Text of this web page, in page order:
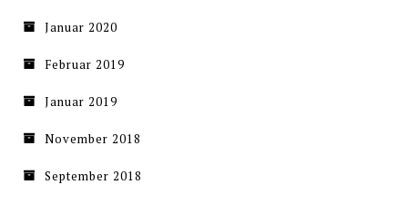
Januar 2020
Februar 2019
Januar 2019
November 2018
September 2018